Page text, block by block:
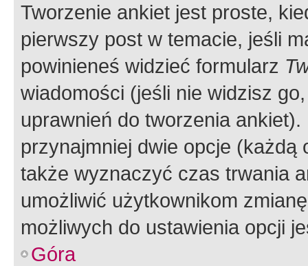
Tworzenie ankiet jest proste,
pierwszy post w temacie, jeśli
powinieneś widzieć formularz
wiadomości (jeśli nie widzisz
uprawnień do tworzenia
przynajmniej dwie opcje
także wyznaczyć czas trwania
umożliwić użytkownikom
możliwych do ustawienia opcji
Góra